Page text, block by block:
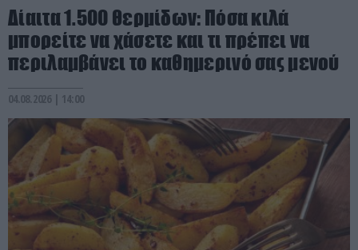
Δίαιτα 1.500 θερμίδων: Πόσα κιλά
μπορείτε να χάσετε και τι πρέπει να
περιλαμβάνει το καθημερινό σας μενού
04.08.2026 | 14:00